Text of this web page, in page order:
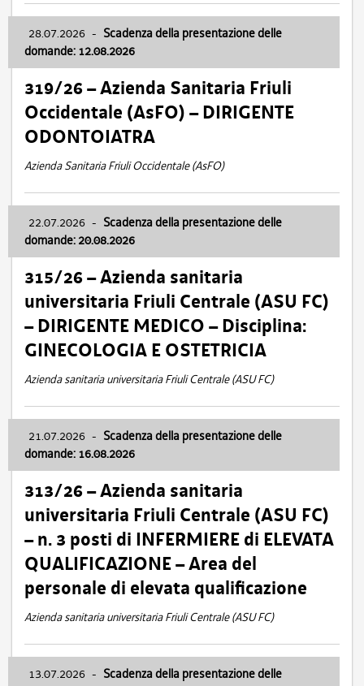
28.07.2026 - Scadenza della presentazione delle
domande: 12.08.2026
319/26 – Azienda Sanitaria Friuli
Occidentale (AsFO) – DIRIGENTE
ODONTOIATRA
Azienda Sanitaria Friuli Occidentale (AsFO)
22.07.2026 - Scadenza della presentazione delle
domande: 20.08.2026
315/26 – Azienda sanitaria
universitaria Friuli Centrale (ASU FC)
– DIRIGENTE MEDICO – Disciplina:
GINECOLOGIA E OSTETRICIA
Azienda sanitaria universitaria Friuli Centrale (ASU FC)
21.07.2026 - Scadenza della presentazione delle
domande: 16.08.2026
313/26 – Azienda sanitaria
universitaria Friuli Centrale (ASU FC)
– n. 3 posti di INFERMIERE di ELEVATA
QUALIFICAZIONE – Area del
personale di elevata qualificazione
Azienda sanitaria universitaria Friuli Centrale (ASU FC)
13.07.2026 - Scadenza della presentazione delle